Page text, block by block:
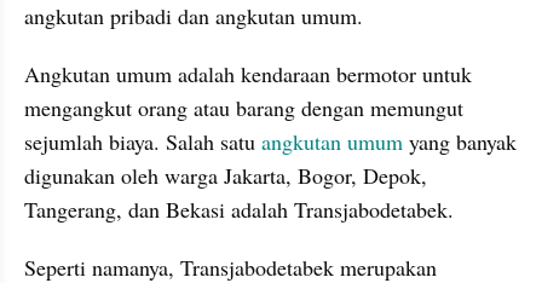
angkutan pribadi dan angkutan umum.
Angkutan umum adalah kendaraan bermotor untuk
mengangkut orang atau barang dengan memungut
sejumlah biaya. Salah satu angkutan umum yang banyak
digunakan oleh warga Jakarta, Bogor, Depok,
Tangerang, dan Bekasi adalah Transjabodetabek.
Seperti namanya, Transjabodetabek merupakan